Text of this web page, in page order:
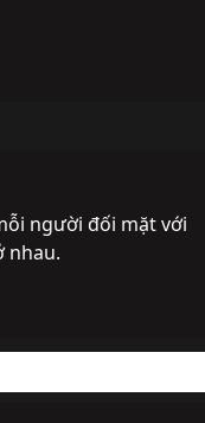
người đối mặt với
nhau.